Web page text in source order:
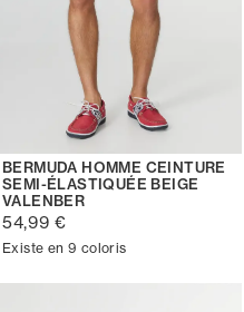
BERMUDA HOMME CEINTURE
SEMI-ÉLASTIQUÉE BEIGE
VALENBER
54,99 €
Existe en 9 coloris